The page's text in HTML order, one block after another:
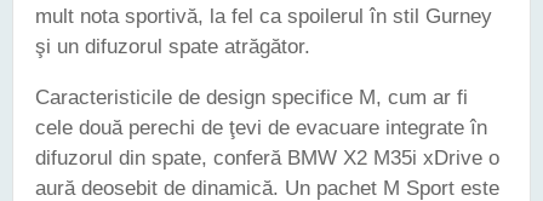
mult nota sportivă, la fel ca spoilerul în stil Gurney
şi un difuzorul spate atrăgător.
Caracteristicile de design specifice M, cum ar fi
cele două perechi de ţevi de evacuare integrate în
difuzorul din spate, conferă BMW X2 M35i xDrive o
aură deosebit de dinamică. Un pachet M Sport este